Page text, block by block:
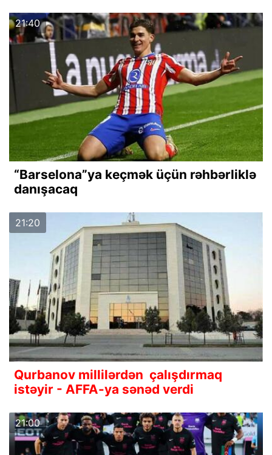
21:40
“Barselona”ya keçmək üçün rəhbərliklə
danışacaq
21:20
Qurbanov millilərdən çalışdırmaq
istəyir - AFFA-ya sənəd verdi
21:00